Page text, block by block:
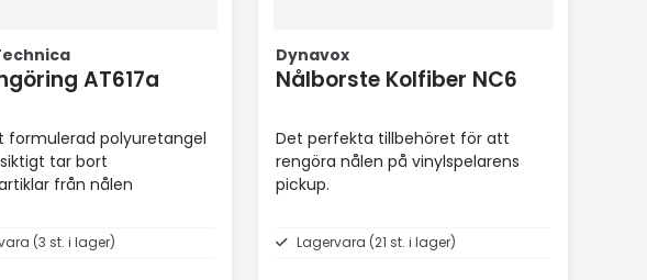
AT617a
formulerad polyuretangel
tar bort
från nålen
(3 st. i lager)
Dynavox
Nålborste Kolfiber NC6
Det perfekta tillbehöret för att
rengöra nålen på vinylspelarens
pickup.
Lagervara (21 st. i lager)